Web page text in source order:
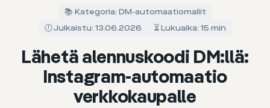
📚 Kategoria: DM-automaatiomallit
🕖 Julkaistu: 13.06.2026
⏳ Lukuaika: 15 min
Lähetä alennuskoodi DM:llä:
Instagram-automaatio
verkkokaupalle